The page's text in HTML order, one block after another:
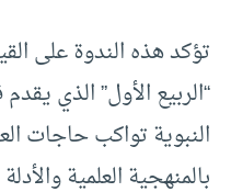
تؤكد هذه الندوة على
“الربيع الأول” الذي
النبوية تواكب حاجات
بالمنهجية العلمية